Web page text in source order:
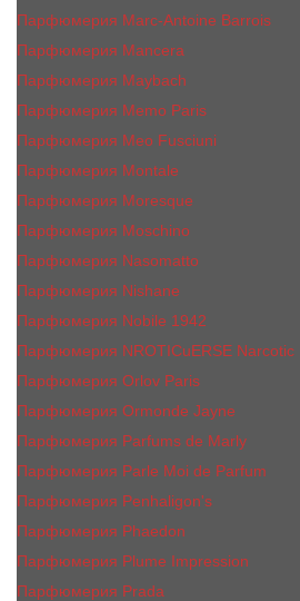
Парфюмерия Marc-Antoine Barrois
Парфюмерия Mancera
Парфюмерия Maybach
Парфюмерия Memo Paris
Парфюмерия Meo Fusciuni
Парфюмерия Montale
Парфюмерия Moresque
Парфюмерия Moschino
Парфюмерия Nasomatto
Парфюмерия Nishane
Парфюмерия Nobile 1942
Парфюмерия NROTICuERSE Narcotic
Парфюмерия Orlov Paris
Парфюмерия Ormonde Jayne
Парфюмерия Parfums de Marly
Парфюмерия Parle Moi de Parfum
Парфюмерия Penhaligon's
Парфюмерия Phaedon
Парфюмерия Plume Impression
Парфюмерия Prada